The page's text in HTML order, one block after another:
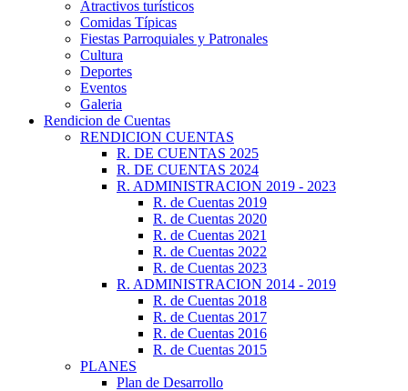
Atractivos turísticos
Comidas Típicas
Fiestas Parroquiales y Patronales
Cultura
Deportes
Eventos
Galeria
Rendicion de Cuentas
RENDICION CUENTAS
R. DE CUENTAS 2025
R. DE CUENTAS 2024
R. ADMINISTRACION 2019 - 2023
R. de Cuentas 2019
R. de Cuentas 2020
R. de Cuentas 2021
R. de Cuentas 2022
R. de Cuentas 2023
R. ADMINISTRACION 2014 - 2019
R. de Cuentas 2018
R. de Cuentas 2017
R. de Cuentas 2016
R. de Cuentas 2015
PLANES
Plan de Desarrollo